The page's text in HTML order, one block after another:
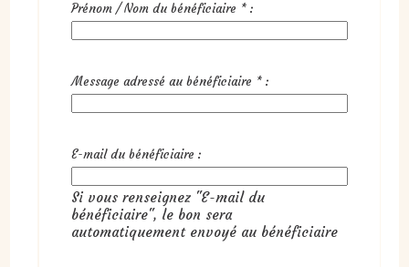
Prénom / Nom du bénéficiaire * :
Message adressé au bénéficiaire * :
E-mail du bénéficiaire :
Si vous renseignez "E-mail du
bénéficiaire", le bon sera
automatiquement envoyé au bénéficiaire